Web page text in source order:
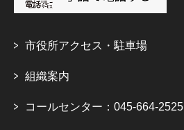
市役所アクセス・駐車場
組織案内
コールセンター：045-664-2525